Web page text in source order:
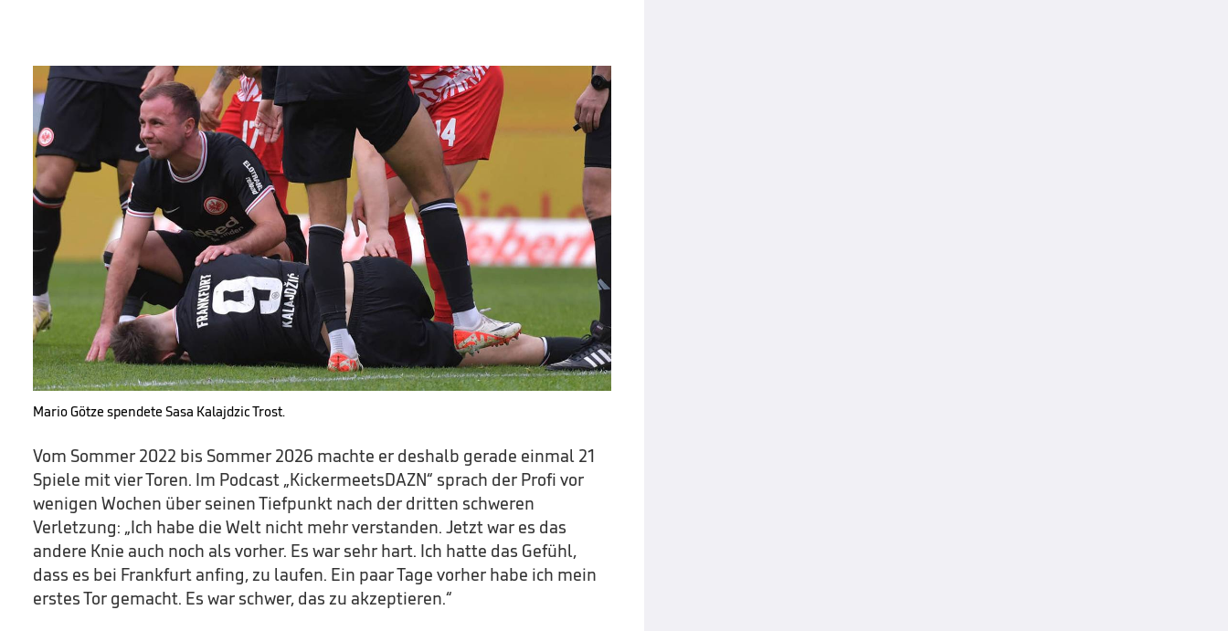
Mario Götze spendete Sasa Kalajdzic Trost.
Vom Sommer 2022 bis Sommer 2026 machte er deshalb gerade einmal 21
Spiele mit vier Toren. Im Podcast „KickermeetsDAZN“ sprach der Profi vor
wenigen Wochen über seinen Tiefpunkt nach der dritten schweren
Verletzung: „Ich habe die Welt nicht mehr verstanden. Jetzt war es das
andere Knie auch noch als vorher. Es war sehr hart. Ich hatte das Gefühl,
dass es bei Frankfurt anfing, zu laufen. Ein paar Tage vorher habe ich mein
erstes Tor gemacht. Es war schwer, das zu akzeptieren.“